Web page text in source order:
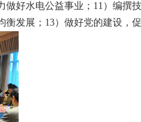
好水电公益事业；11）编撰
发展；13）做好党的建设，